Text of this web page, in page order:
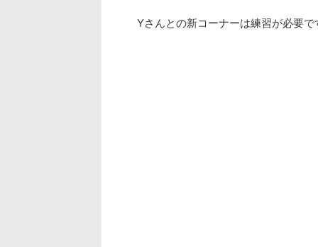
Yさんとの新コーナーは練習が必要で